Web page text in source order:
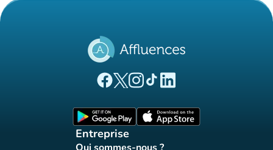
(nouvel onglet)
(nouvel onglet)
(nouvel onglet)
(nouvel onglet)
(nouvel onglet)
Entreprise